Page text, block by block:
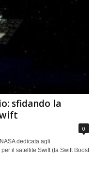
sfidando la
0
dedicata agli
il satellite Swift (la Swift Boost